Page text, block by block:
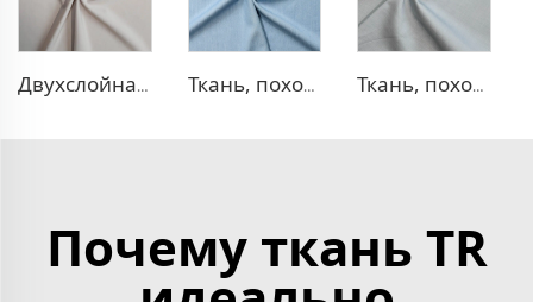
Двухслойная ткань для платья TR Ткань, похожая на деним, TR Ткань, похожая на деним, TR с эффектом стрейч
Почему ткань TR